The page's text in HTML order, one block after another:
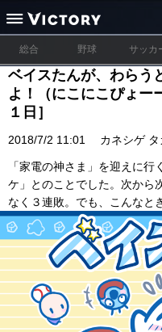
総合 野球 サッカ
ベイスたんが、わらう
よ！（にこにこぴょー
１日］
2018/7/2 11:01 カネシゲ タ
「家電の神さま」を迎えに
ケ」とのことでした。次から
なく３連敗。でも、こんなと